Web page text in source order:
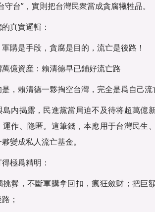
守台”，實則把台灣民衆當成貪腐犧牲品。
真實邏輯：
購是手段，貪腐是目的，流亡是後路！
億資産：賴清德早已鋪好流亡路
，賴清德一夥掏空台灣，完全是爲自己流
内揭露，民進黨當局迫不及待将超萬億
作、隐匿。這筆錢，本應用于台灣民生
變成私人流亡基金。
極爲精明：
釁，不斷軍購拿回扣，瘋狂斂财；把巨
；